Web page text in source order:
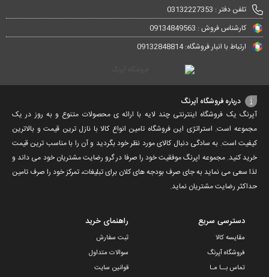
تلفن دفتر : 03132227353
کارشناس فروش : 09134849563
ارتباط با انبار فروشگاه: 09132848814
درباره فروشگاه آپرنگ
آپرنگ یک فروشگاه اینترنتی چند لایه با ارائه ی محصولات متنوع و به روز در یک
مجموعه است. استراتژی این فروشگاه تامین انواع کالا با نازل ترین قیمت و بالاترین
کیفیت است. به سادگی دنبال کالای مورد نظر خود بگردید و آن را با مناسب ترین قیمت
خرید کنید. مجموعه اپرنگ موفقیت خود را صرفا در گرو رضایت مشتریان خود می داند و
لذا سعی می نماید به جای صرف بودجه های کلان برای تبلیغات، تمرکز خود را صرف تامین
حداکثر رضایت مشتریان نماید‌.
دسترسی سریع
مقایسه کالا
فروشگاه آپرنگ
تماس بــا مـا
راهنمای خرید
ثبت سفارش
سوالات متداول
قوانین سایت